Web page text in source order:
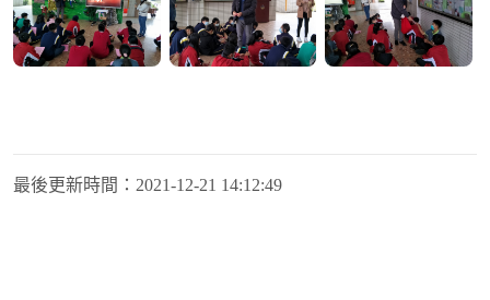
最後更新時間： 2021-12-21 14:12:49